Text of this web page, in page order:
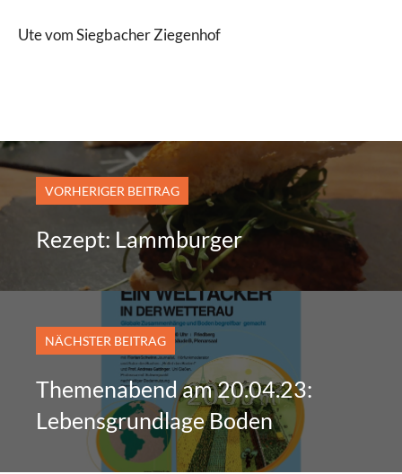
Ute vom Siegbacher Ziegenhof
VORHERIGER BEITRAG
Rezept: Lammburger
NÄCHSTER BEITRAG
Themenabend am 20.04.23:
Lebensgrundlage Boden